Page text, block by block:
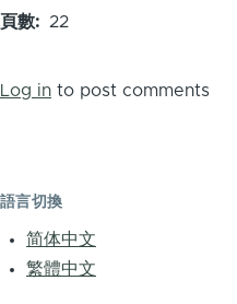
頁數 22
Log in to post comments
語言切換
简体中文
繁體中文